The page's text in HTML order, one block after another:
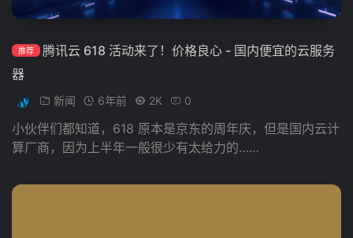
推荐
腾讯云 618 活动来了！价格良心 - 国内便宜的云服务
器
新闻 6年前 2K 0
小伙伴们都知道，618 原本是京东的周年庆，但是国内云计
算厂商，因为上半年一般很少有太给力的……